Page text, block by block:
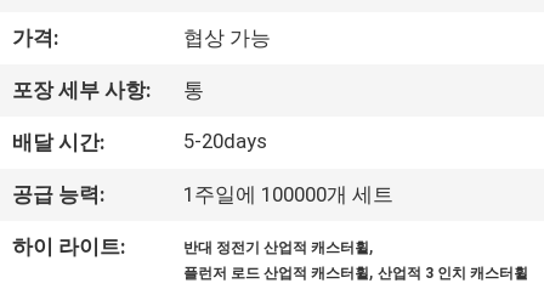
공
장
견
학
가격: 협상 가능
포장 세부 사항: 통
배달 시간: 5-20days
공급 능력: 1주일에 100000개 세트
하이 라이트: 반대 정전기 산업적 캐스터휠,
플런저 로드 산업적 캐스터휠,산업적 3 인치 캐스터휠